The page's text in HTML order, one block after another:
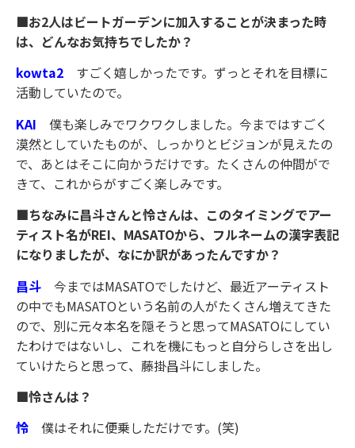
■お2人はビートガーデンに加入することが決まった時
は、どんなお気持ちでしたか？
kowta2 すごく嬉しかったです。ずっとそれを目標に
活動していたので。
KAI 僕も楽しみでワクワクしました。今まではすごく
漠然としていたものが、しっかりとビジョンが見えたの
で、あとはそこに向かうだけです。たくさんの仲間がで
きて、これからがすごく楽しみです。
■ちなみに昌斗さんと怜さんは、このタイミングでアー
ティスト名がREI、MASATOから、フルネームの漢字表記
になりましたが、なにか訳があったんですか？
昌斗 今まではMASATOでしたけど、最近アーティスト
の中でもMASATOという名前の人がたくさん増えてきた
ので、別に元々本名を隠そうと思ってMASATOにしてい
たわけではないし、これを機にもっと自分らしさを出し
ていけたらと思って、藤掛昌斗にしました。
■怜さんは？
怜 僕はそれに便乗しただけです。(笑)